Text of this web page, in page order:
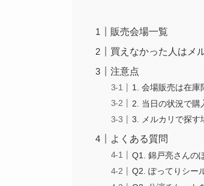
販売会場一覧
買えなかった人はメ
注意点
1. 会場販売は在庫
2. 当日の状況で購
3. メルカリで探す
よくある質問
Q1. 錦戸亮さんの
Q2. ぽってりシー